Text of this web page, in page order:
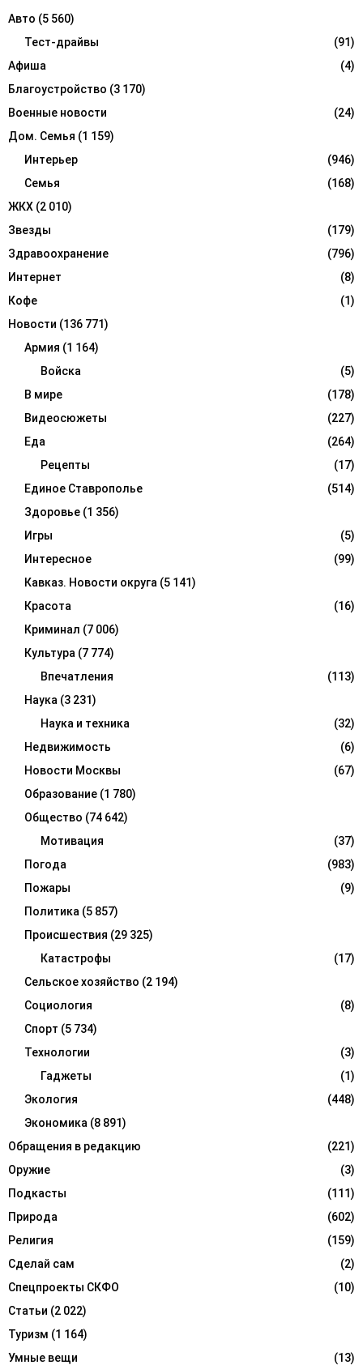
o
R
C
H
Авто (5 560)
Тест-драйвы
(91)
Афиша
(4)
Благоустройство (3 170)
Военные новости
(24)
Дом. Семья (1 159)
Интерьер
(946)
Семья
(168)
ЖКХ (2 010)
Звезды
(179)
Здравоохранение
(796)
Интернет
(8)
Кофе
(1)
Новости (136 771)
Армия (1 164)
Войска
(5)
В мире
(178)
Видеосюжеты
(227)
Еда
(264)
Рецепты
(17)
Единое Ставрополье
(514)
Здоровье (1 356)
Игры
(5)
Интересное
(99)
Кавказ. Новости округа (5 141)
Красота
(16)
Криминал (7 006)
Культура (7 774)
Впечатления
(113)
Наука (3 231)
Наука и техника
(32)
Недвижимость
(6)
Новости Москвы
(67)
Образование (1 780)
Общество (74 642)
Мотивация
(37)
Погода
(983)
Пожары
(9)
Политика (5 857)
Происшествия (29 325)
Катастрофы
(17)
Сельское хозяйство (2 194)
Социология
(8)
Спорт (5 734)
Технологии
(3)
Гаджеты
(1)
Экология
(448)
Экономика (8 891)
Обращения в редакцию
(221)
Оружие
(3)
Подкасты
(111)
Природа
(602)
Религия
(159)
Сделай сам
(2)
Спецпроекты СКФО
(10)
Статьи (2 022)
Туризм (1 164)
Умные вещи
(13)